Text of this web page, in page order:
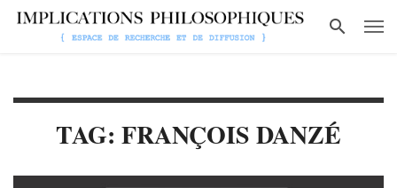
TAG: FRANÇOIS DANZÉ